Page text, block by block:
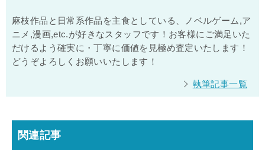
麻枝作品と日常系作品を主食としている、ノベルゲーム,ア
ニメ,漫画,etc.が好きなスタッフです！お客様にご満足いた
だけるよう確実に・丁寧に価値を見極め査定いたします！
どうぞよろしくお願いいたします！
執筆記事一覧
関連記事